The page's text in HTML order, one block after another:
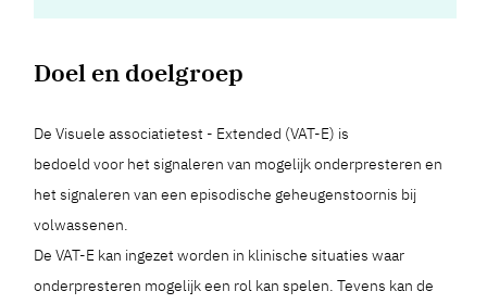
Doel en doelgroep
De Visuele associatietest - Extended (VAT-E) is
bedoeld voor het signaleren van mogelijk onderpresteren en
het signaleren van een episodische geheugenstoornis bij
volwassenen.
De VAT-E kan ingezet worden in klinische situaties waar
onderpresteren mogelijk een rol kan spelen. Tevens kan de